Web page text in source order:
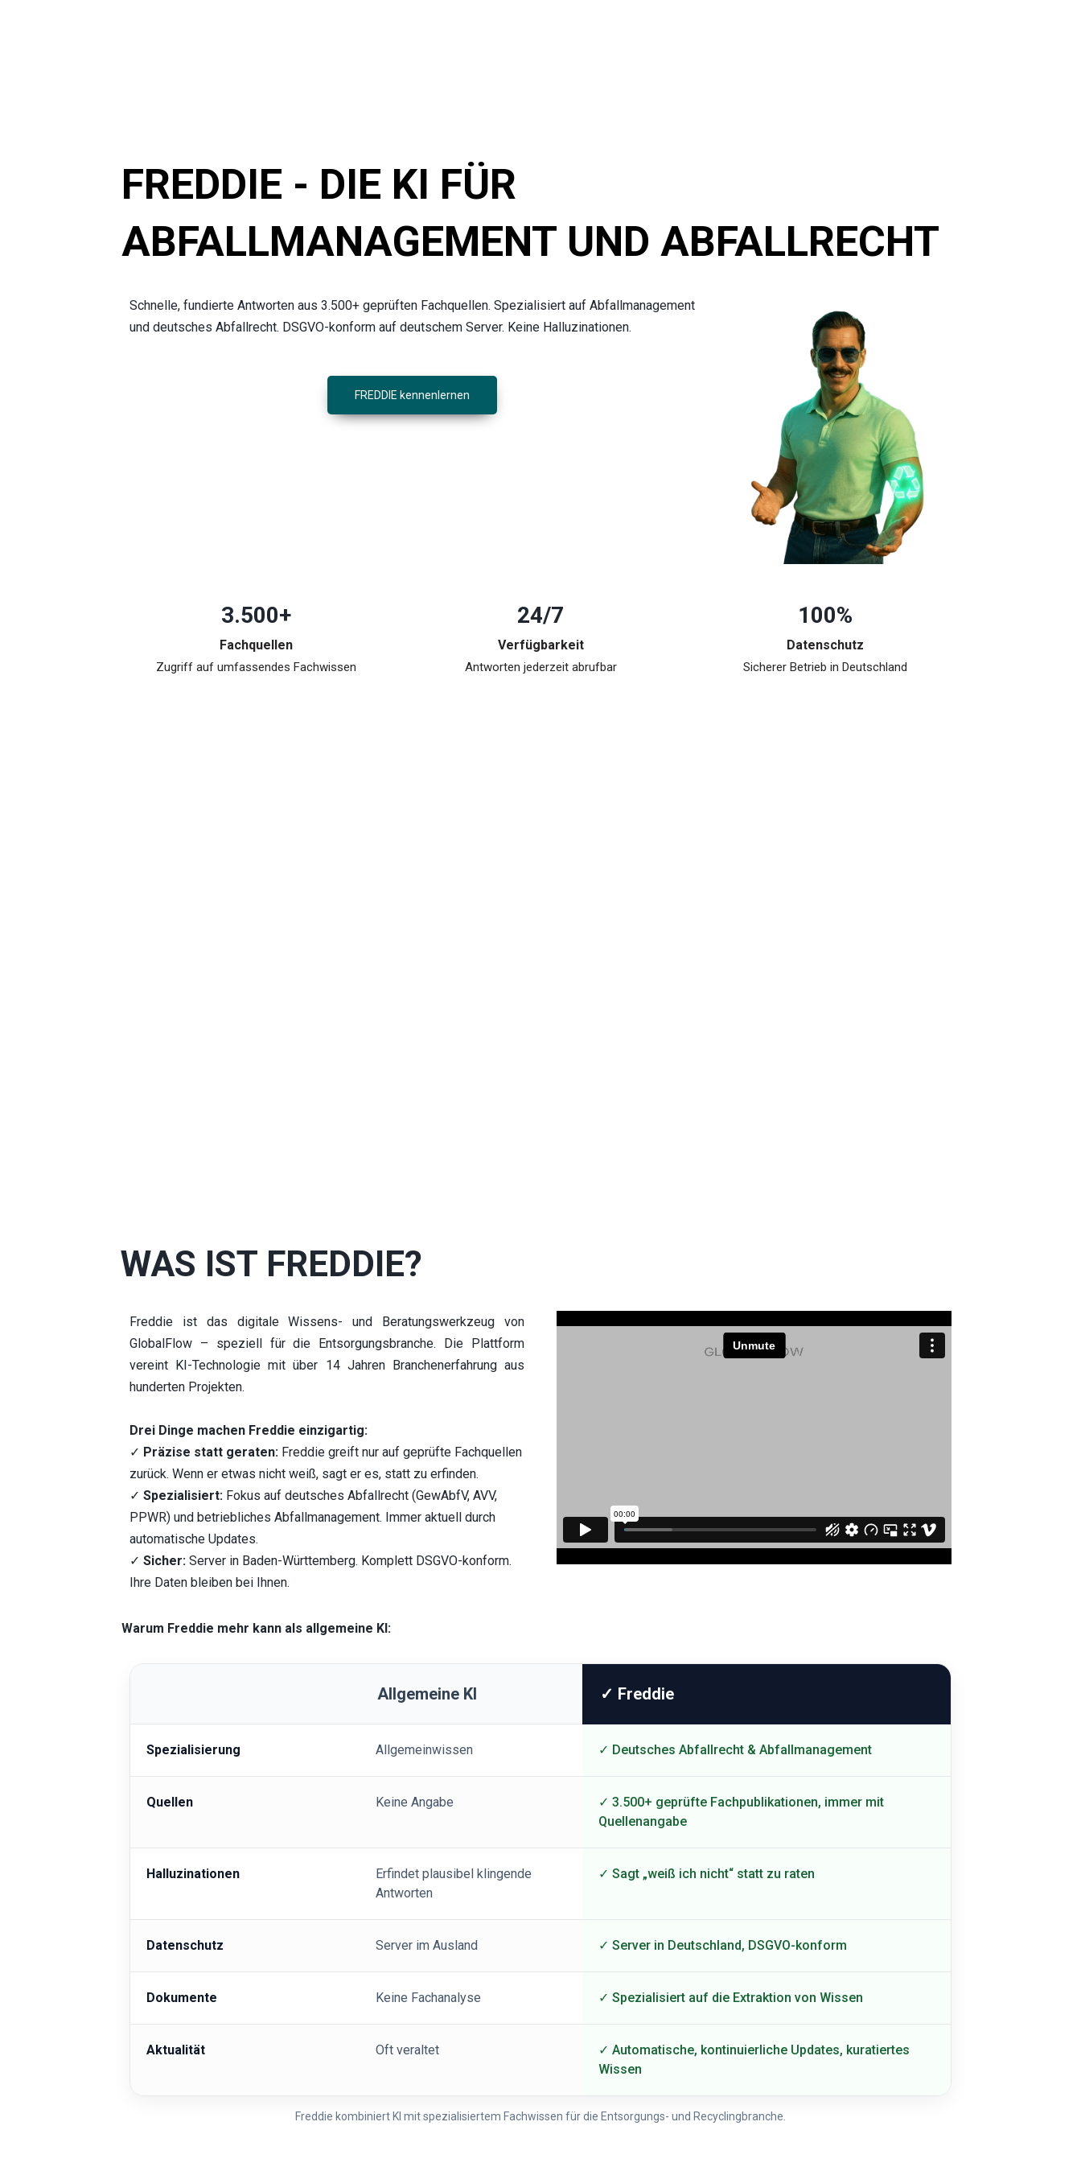
FREDDIE - DIE KI FÜR
ABFALLMANAGEMENT UND ABFALLRECHT
Schnelle, fundierte Antworten aus 3.500+ geprüften Fachquellen. Spezialisiert auf Abfallmanagement
und deutsches Abfallrecht. DSGVO-konform auf deutschem Server. Keine Halluzinationen.
FREDDIE kennenlernen
3.500+
Fachquellen
Zugriff auf umfassendes Fachwissen
24/7
Verfügbarkeit
Antworten jederzeit abrufbar
100%
Datenschutz
Sicherer Betrieb in Deutschland
WAS IST FREDDIE?
Freddie ist das digitale Wissens- und Beratungswerkzeug von
GlobalFlow – speziell für die Entsorgungsbranche. Die Plattform
vereint KI-Technologie mit über 14 Jahren Branchenerfahrung aus
hunderten Projekten.
Drei Dinge machen Freddie einzigartig:
✓ Präzise statt geraten: Freddie greift nur auf geprüfte Fachquellen
zurück. Wenn er etwas nicht weiß, sagt er es, statt zu erfinden.
✓ Spezialisiert: Fokus auf deutsches Abfallrecht (GewAbfV, AVV,
PPWR) und betriebliches Abfallmanagement. Immer aktuell durch
automatische Updates.
✓ Sicher: Server in Baden-Württemberg. Komplett DSGVO-konform.
Ihre Daten bleiben bei Ihnen.
Warum Freddie mehr kann als allgemeine KI:
Allgemeine KI ✓ Freddie
Spezialisierung Allgemeinwissen ✓ Deutsches Abfallrecht & Abfallmanagement
Quellen Keine Angabe
✓ 3.500+ geprüfte Fachpublikationen, immer mit
Quellenangabe
Halluzinationen
Erfindet plausibel klingende
Antworten
✓ Sagt „weiß ich nicht“ statt zu raten
Datenschutz Server im Ausland ✓ Server in Deutschland, DSGVO-konform
Dokumente Keine Fachanalyse ✓ Spezialisiert auf die Extraktion von Wissen
Aktualität Oft veraltet
✓ Automatische, kontinuierliche Updates, kuratiertes
Wissen
Freddie kombiniert KI mit spezialisiertem Fachwissen für die Entsorgungs- und Recyclingbranche.